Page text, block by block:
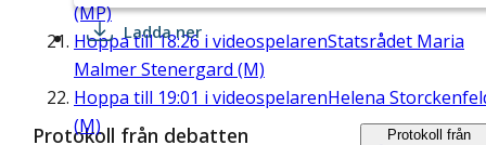
(MP)
Hoppa till18:26 i videospelarenStatsrådet Maria
Malmer Stenergard (M)
Hoppa till 19:01 i videospelarenHelena
(M)
Ladda ner
Protokoll från debatten
Protokoll från